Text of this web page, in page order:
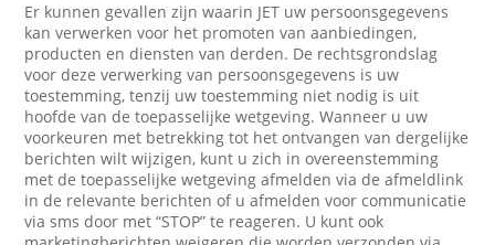
Er kunnen gevallen zijn waarin JET uw persoonsgegevens
kan verwerken voor het promoten van aanbiedingen,
producten en diensten van derden. De rechtsgrondslag
voor deze verwerking van persoonsgegevens is uw
toestemming, tenzij uw toestemming niet nodig is uit
hoofde van de toepasselijke wetgeving. Wanneer u uw
voorkeuren met betrekking tot het ontvangen van dergelijke
berichten wilt wijzigen, kunt u zich in overeenstemming
met de toepasselijke wetgeving afmelden via de afmeldlink
in de relevante berichten of u afmelden voor communicatie
via sms door met “STOP” te reageren. U kunt ook